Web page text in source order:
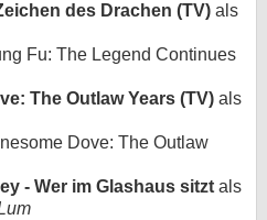
des Drachen (TV) als
Fu: The Legend Continues
The Outlaw Years (TV) als
Dove: The Outlaw
- Wer im Glashaus sitzt als